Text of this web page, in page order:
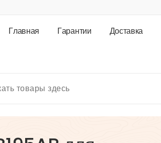
Главная Гарантии Доставка